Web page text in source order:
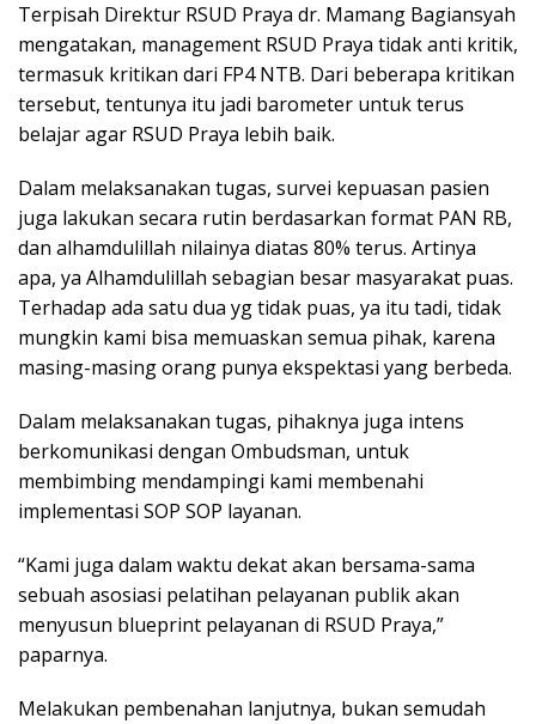
Terpisah Direktur RSUD Praya dr. Mamang Bagiansyah
mengatakan, management RSUD Praya tidak anti kritik,
termasuk kritikan dari FP4 NTB. Dari beberapa kritikan
tersebut, tentunya itu jadi barometer untuk terus
belajar agar RSUD Praya lebih baik.
Dalam melaksanakan tugas, survei kepuasan pasien
juga lakukan secara rutin berdasarkan format PAN RB,
dan alhamdulillah nilainya diatas 80% terus. Artinya
apa, ya Alhamdulillah sebagian besar masyarakat puas.
Terhadap ada satu dua yg tidak puas, ya itu tadi, tidak
mungkin kami bisa memuaskan semua pihak, karena
masing-masing orang punya ekspektasi yang berbeda.
Dalam melaksanakan tugas, pihaknya juga intens
berkomunikasi dengan Ombudsman, untuk
membimbing mendampingi kami membenahi
implementasi SOP SOP layanan.
“Kami juga dalam waktu dekat akan bersama-sama
sebuah asosiasi pelatihan pelayanan publik akan
menyusun blueprint pelayanan di RSUD Praya,”
paparnya.
Melakukan pembenahan lanjutnya, bukan semudah